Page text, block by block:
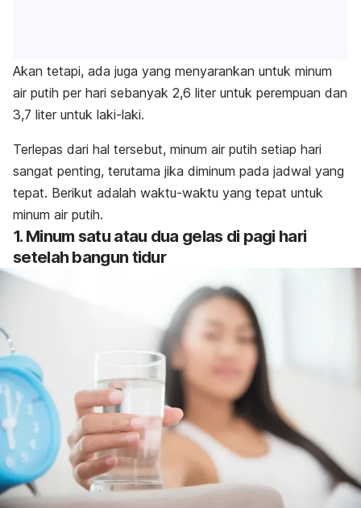
Akan tetapi, ada juga yang menyarankan untuk minum
air putih per hari sebanyak 2,6 liter untuk perempuan dan
3,7 liter untuk laki-laki.
Terlepas dari hal tersebut, minum air putih setiap hari
sangat penting, terutama jika diminum pada jadwal yang
tepat. Berikut adalah waktu-waktu yang tepat untuk
minum air putih.
1. Minum satu atau dua gelas di pagi hari
setelah bangun tidur